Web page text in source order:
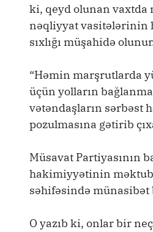
ki, qeyd olunan vaxtda
nəqliyyat vasitələrinin
sıxlığı müşahidə
“Həmin marşrutlarda
üçün yolların
vətəndaşların sərbəst
pozulmasına gətirib
Müsavat Partiyasının
hakimiyyətinin
səhifəsində
O yazıb ki, onlar bir